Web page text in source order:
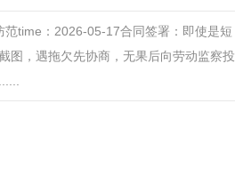
time：2026-05-17合同签署：即使是短
图，遇拖欠先协商，无果后向劳动监察投